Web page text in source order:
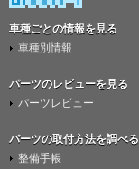
車種ごとの情報を見る
車種別情報
パーツのレビューを見る
パーツレビュー
パーツの取付方法を調べる
整備手帳